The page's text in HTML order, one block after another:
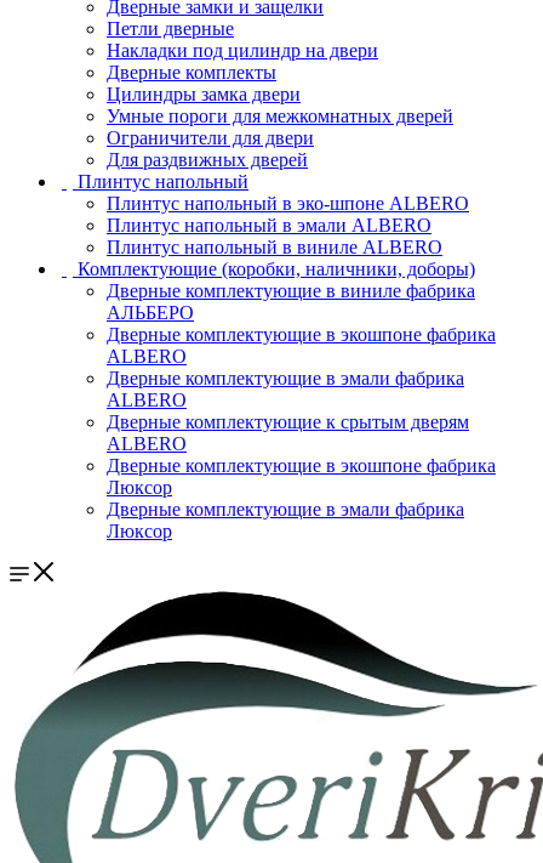
Дверные замки и защелки
Петли дверные
Накладки под цилиндр на двери
Дверные комплекты
Цилиндры замка двери
Умные пороги для межкомнатных дверей
Ограничители для двери
Для раздвижных дверей
Плинтус напольный
Плинтус напольный в эко-шпоне ALBERO
Плинтус напольный в эмали ALBERO
Плинтус напольный в виниле ALBERO
Комплектующие (коробки, наличники, доборы)
Дверные комплектующие в виниле фабрика
АЛЬБЕРО
Дверные комплектующие в экошпоне фабрика
ALBERO
Дверные комплектующие в эмали фабрика
ALBERO
Дверные комплектующие к срытым дверям
ALBERO
Дверные комплектующие в экошпоне фабрика
Люксор
Дверные комплектующие в эмали фабрика
Люксор